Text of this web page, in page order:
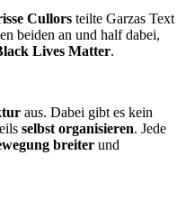
Cullors teilte Garzas Text
beiden an und half dabei,
Lives Matter.
aus. Dabei gibt es kein
selbst organisieren. Jede
breiter und